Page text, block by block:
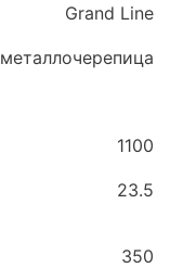
Grand Line
металлочерепица
1100
23.5
350